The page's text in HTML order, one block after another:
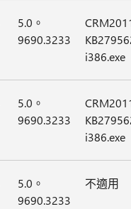
5.0。
9690.3233
i386.exe
5.0。
9690.3233
i386.exe
5.0。
9690.3233
不適用